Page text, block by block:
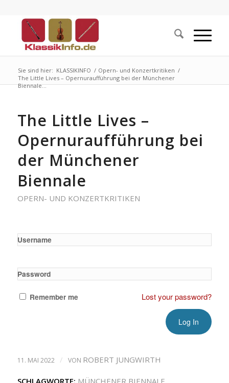
Sie sind hier: KLASSIKINFO / Opern- und Konzertkritiken /
The Little Lives – Opernuraufführung bei der Münchener
Biennale...
The Little Lives –
Opernuraufführung bei
der Münchener
Biennale
OPERN- UND KONZERTKRITIKEN
Username
Password
Remember me Lost your password?
11. MAI 2022 / VON ROBERT JUNGWIRTH
SCHLAGWORTE: MÜNCHENER BIENNALE